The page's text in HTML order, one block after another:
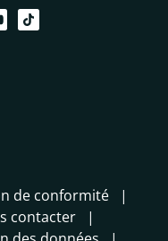
de conformité
contacter